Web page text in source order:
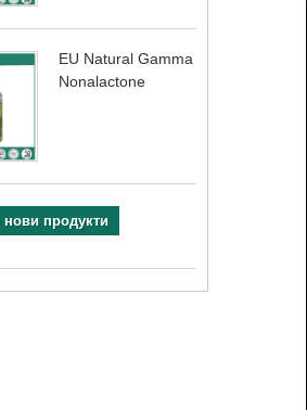
EU Natural Gamma
Nonalactone
нови продукти